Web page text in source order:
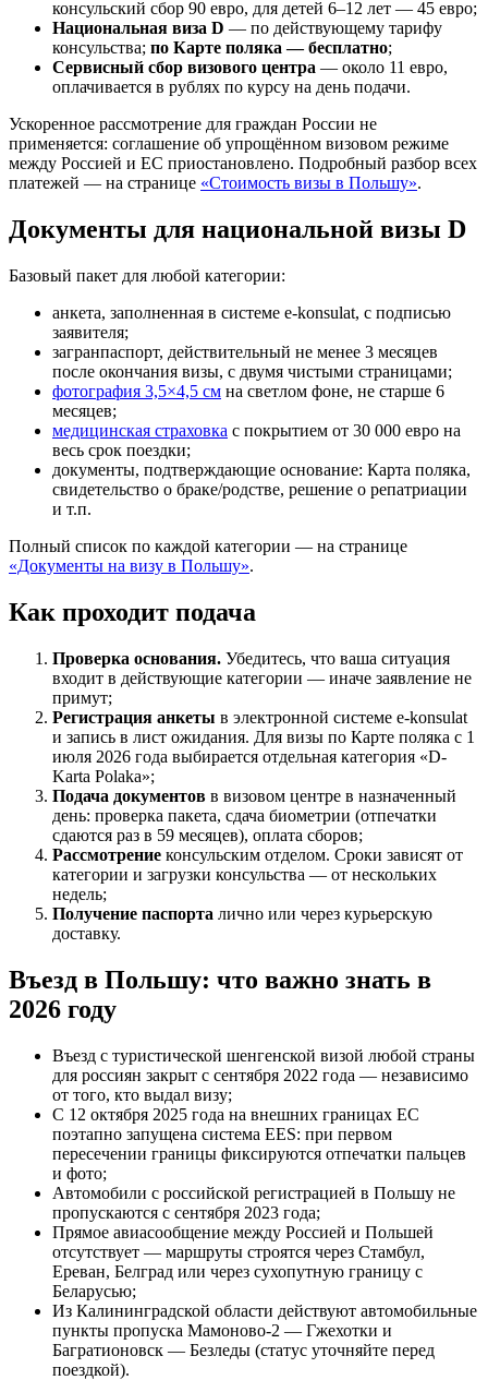
консульский сбор 90 евро, для детей 6–12 лет — 45 евро;
Национальная виза D — по действующему тарифу
консульства; по Карте поляка — бесплатно;
Сервисный сбор визового центра — около 11 евро,
оплачивается в рублях по курсу на день подачи.
Ускоренное рассмотрение для граждан России не
применяется: соглашение об упрощённом визовом режиме
между Россией и ЕС приостановлено. Подробный разбор всех
платежей — на странице «Стоимость визы в Польшу».
Документы для национальной визы D
Базовый пакет для любой категории:
анкета, заполненная в системе e-konsulat, с подписью
заявителя;
загранпаспорт, действительный не менее 3 месяцев
после окончания визы, с двумя чистыми страницами;
фотография 3,5×4,5 см на светлом фоне, не старше 6
месяцев;
медицинская страховка с покрытием от 30 000 евро на
весь срок поездки;
документы, подтверждающие основание: Карта поляка,
свидетельство о браке/родстве, решение о репатриации
и т.п.
Полный список по каждой категории — на странице
«Документы на визу в Польшу».
Как проходит подача
Проверка основания. Убедитесь, что ваша ситуация
входит в действующие категории — иначе заявление не
примут;
Регистрация анкеты в электронной системе e-konsulat
и запись в лист ожидания. Для визы по Карте поляка с 1
июля 2026 года выбирается отдельная категория «D-
Karta Polaka»;
Подача документов в визовом центре в назначенный
день: проверка пакета, сдача биометрии (отпечатки
сдаются раз в 59 месяцев), оплата сборов;
Рассмотрение консульским отделом. Сроки зависят от
категории и загрузки консульства — от нескольких
недель;
Получение паспорта лично или через курьерскую
доставку.
Въезд в Польшу: что важно знать в
2026 году
Въезд с туристической шенгенской визой любой страны
для россиян закрыт с сентября 2022 года — независимо
от того, кто выдал визу;
С 12 октября 2025 года на внешних границах ЕС
поэтапно запущена система EES: при первом
пересечении границы фиксируются отпечатки пальцев
и фото;
Автомобили с российской регистрацией в Польшу не
пропускаются с сентября 2023 года;
Прямое авиасообщение между Россией и Польшей
отсутствует — маршруты строятся через Стамбул,
Ереван, Белград или через сухопутную границу с
Беларусью;
Из Калининградской области действуют автомобильные
пункты пропуска Мамоново-2 — Гжехотки и
Багратионовск — Безледы (статус уточняйте перед
поездкой).